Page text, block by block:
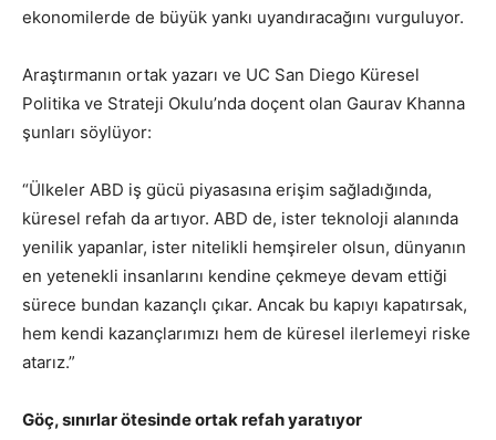
ekonomilerde de büyük yankı uyandıracağını vurguluyor.
Araştırmanın ortak yazarı ve UC San Diego Küresel
Politika ve Strateji Okulu’nda doçent olan Gaurav Khanna
şunları söylüyor:
“Ülkeler ABD iş gücü piyasasına erişim sağladığında,
küresel refah da artıyor. ABD de, ister teknoloji alanında
yenilik yapanlar, ister nitelikli hemşireler olsun, dünyanın
en yetenekli insanlarını kendine çekmeye devam ettiği
sürece bundan kazançlı çıkar. Ancak bu kapıyı kapatırsak,
hem kendi kazançlarımızı hem de küresel ilerlemeyi riske
atarız.”
Göç, sınırlar ötesinde ortak refah yaratıyor